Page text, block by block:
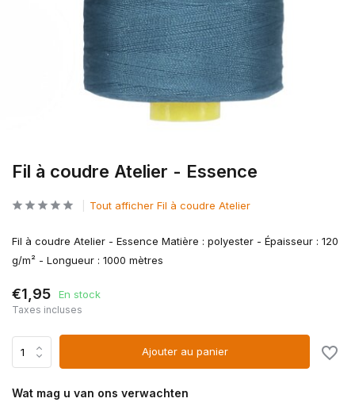
Fil à coudre Atelier - Essence
Tout afficher Fil à coudre Atelier
Fil à coudre Atelier - Essence Matière : polyester - Épaisseur : 120
g/m² - Longueur : 1000 mètres
€1,95 En stock
Taxes incluses
Ajouter au panier
Wat mag u van ons verwachten